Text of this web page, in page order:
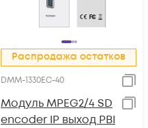
Распродажа остатков
DMM-1330EC-40
Модуль MPEG2/4 SD
encoder IP выход PBI